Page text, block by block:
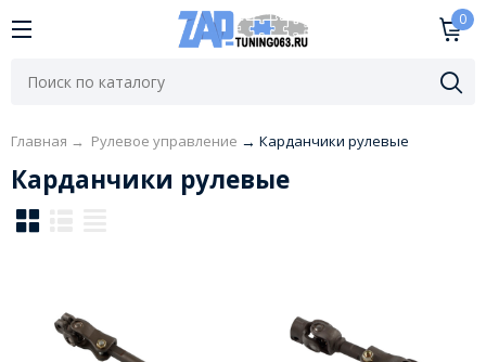
0
Главная → Рулевое управление → Карданчики рулевые
Карданчики рулевые